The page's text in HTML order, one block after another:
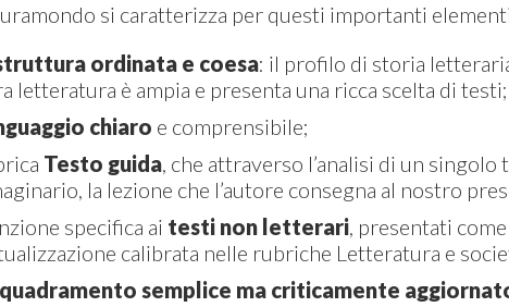
si caratterizza per questi importanti
ordinata e coesa: il profilo di storia
letteratura è ampia e presenta una ricca scelta di testi;
chiaro e comprensibile;
Testo guida, che attraverso l’analisi di un singolo
la lezione che l’autore consegna al nostro
specifica ai testi non letterari, presentati come
calibrata nelle rubriche Letteratura e
semplice ma criticamente